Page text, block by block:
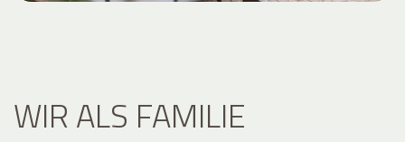
WIR ALS FAMILIE